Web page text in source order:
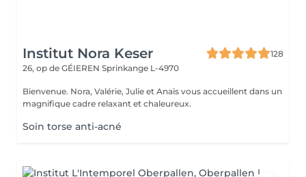
Institut Nora Keser
128
26, op de GÉIEREN Sprinkange L-4970
Bienvenue. Nora, Valérie, Julie et Anaïs vous accueillent dans un
magnifique cadre relaxant et chaleureux.
Soin torse anti-acné